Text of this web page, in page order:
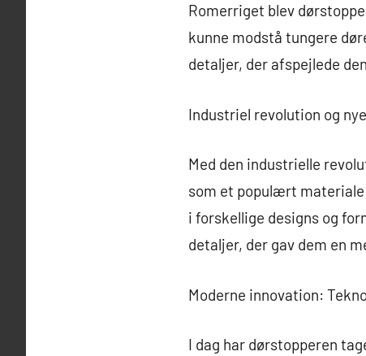
Romerriget blev
kunne modstå tungere
detaljer, der afspejlede
Industriel revolution og
Med den industrielle
som et populært
i forskellige designs og
detaljer, der gav dem en
Moderne innovation:
I dag har dørstopperen